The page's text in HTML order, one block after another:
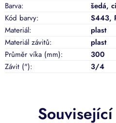
Barva: šedá,
Kód barvy:
S443,
Materiál:
plast
Materiál závitů:
plast
Průměr víka (mm):
300
Závit ("): 3/4